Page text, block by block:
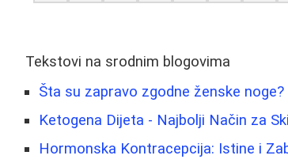
Tekstovi na srodnim blogovima
Šta su zapravo zgodne ženske
Ketogena Dijeta - Najbolji Način za
Hormonska Kontracepcija: Istine i